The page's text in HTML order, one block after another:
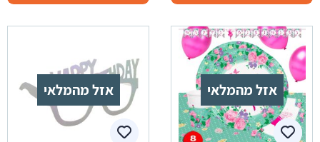
אזל מהמלאי אזל מהמלאי